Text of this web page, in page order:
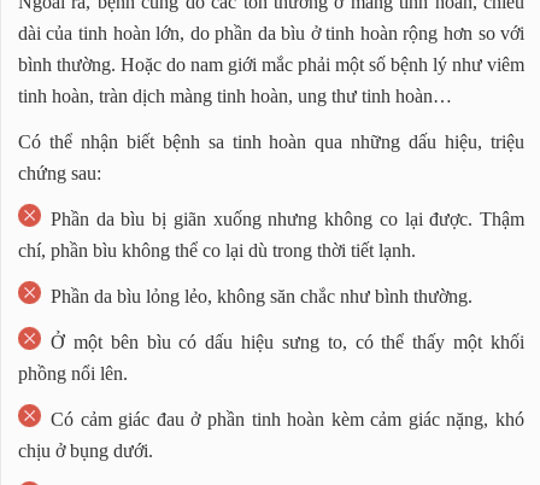
dài của tinh hoàn lớn, do phần da bìu ở tinh hoàn rộng hơn so với
bình thường. Hoặc do nam giới mắc phải một số bệnh lý như viêm
tinh hoàn, tràn dịch màng tinh hoàn, ung thư tinh hoàn…
Có thể nhận biết bệnh sa tinh hoàn qua những dấu hiệu, triệu
chứng sau:
Phần da bìu bị giãn xuống nhưng không co lại được. Thậm
chí, phần bìu không thể co lại dù trong thời tiết lạnh.
Phần da bìu lỏng lẻo, không săn chắc như bình thường.
Ở một bên bìu có dấu hiệu sưng to, có thể thấy một khối
phồng nổi lên.
Có cảm giác đau ở phần tinh hoàn kèm cảm giác nặng, khó
chịu ở bụng dưới.